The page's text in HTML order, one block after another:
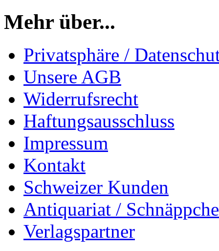
Mehr über...
Privatsphäre /
Unsere AGB
Widerrufsrecht
Haftungsausschluss
Impressum
Kontakt
Schweizer Kunden
Antiquariat /
Verlagspartner